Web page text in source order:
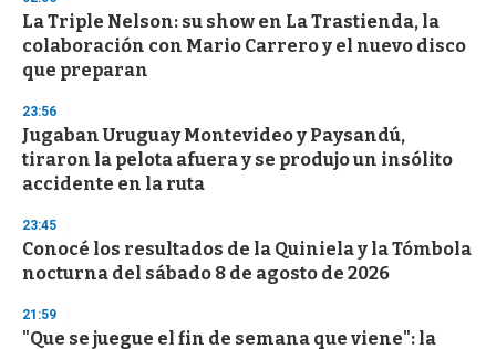
La Triple Nelson: su show en La Trastienda, la
colaboración con Mario Carrero y el nuevo disco
que preparan
23:56
Jugaban Uruguay Montevideo y Paysandú,
tiraron la pelota afuera y se produjo un insólito
accidente en la ruta
23:45
Conocé los resultados de la Quiniela y la Tómbola
nocturna del sábado 8 de agosto de 2026
21:59
"Que se juegue el fin de semana que viene": la